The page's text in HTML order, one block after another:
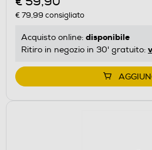
€ 79,99 consigliato
Acquisto online: disponibile
Ritiro in negozio in 30' gratuito: